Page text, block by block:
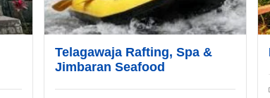
Telagawaja Rafting, Spa &
Jimbaran Seafood